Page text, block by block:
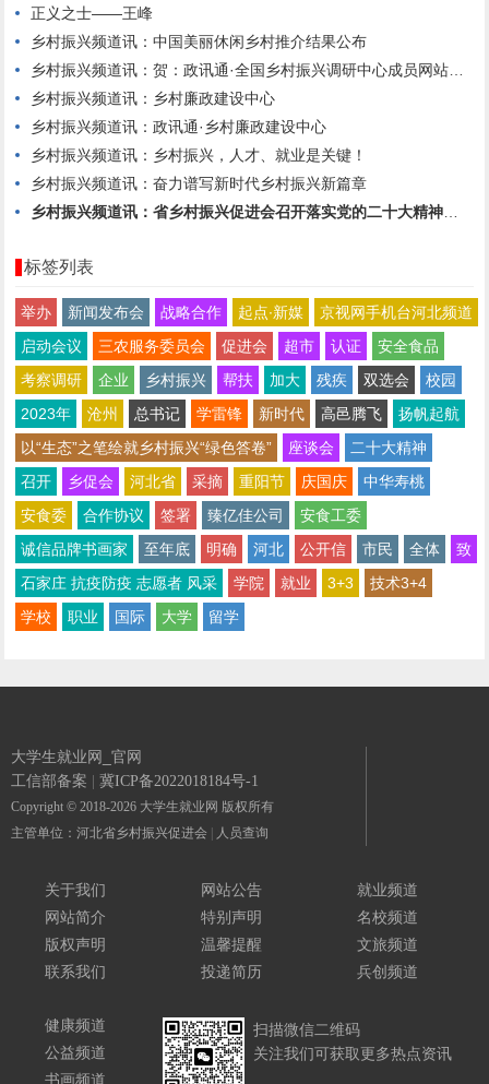
正义之士——王峰
乡村振兴频道讯：中国美丽休闲乡村推介结果公布
乡村振兴频道讯：贺：政讯通·全国乡村振兴调研中心成员网站—村
乡村振兴频道讯：乡村廉政建设中心
乡村振兴频道讯：政讯通·乡村廉政建设中心
乡村振兴频道讯：乡村振兴，人才、就业是关键！
乡村振兴频道讯：奋力谱写新时代乡村振兴新篇章
乡村振兴频道讯：省乡村振兴促进会召开落实党的二十大精神座谈会
标签列表
举办 新闻发布会 战略合作 起点∙新媒
京视网手机台河北频道
启动会议
三农服务委员会 促进会 超市 认证
安全食品
考察调研
企业 乡村振兴 帮扶 加大 残疾 双选会
校园
2023年
沧州 总书记 学雷锋 新时代 高邑腾飞
扬帆起航
以“生态”之笔绘就乡村振兴“绿色答卷”
座谈会
二十大精神
召开
乡促会 河北省 采摘 重阳节 庆国庆
中华寿桃
安食委
合作协议 签署 臻亿佳公司
安食工委
诚信品牌书画家
至年底 明确 河北 公开信 市民 全体
致
石家庄 抗疫防疫 志愿者 风采
学院 就业 3+3
技术3+4
学校
职业 国际 大学 留学
大学生就业网_官网
工信部备案 冀ICP备2022018184号-1
Copyright © 2018-2026 大学生就业网 版权所有
主管单位：河北省乡村振兴促进会
人员查询
关于我们
网站简介
版权声明
联系我们
网站公告
特别声明
温馨提醒
投递简历
就业频道
名校频道
文旅频道
兵创频道
健康频道
公益频道
书画频道
扫描微信二维码
关注我们可获取更多热点资讯